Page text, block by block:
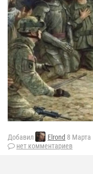
Добавил Elrond 8 Марта
нет комментариев